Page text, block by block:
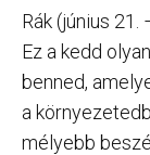
Rák (június 21.
Ez a kedd
benned,
a
mélyebb